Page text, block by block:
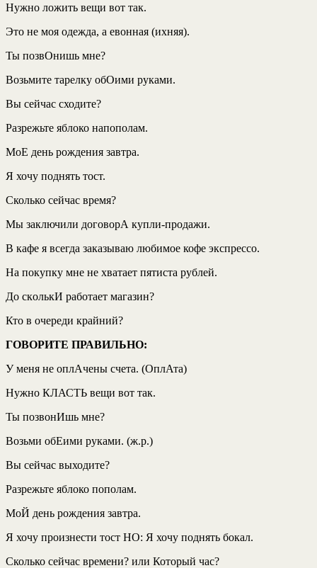
Нужно ложить вещи вот так.
Это не моя одежда, а евонная (ихняя).
Ты позвОнишь мне?
Возьмите тарелку обОими руками.
Вы сейчас сходите?
Разрежьте яблоко напополам.
МоЕ день рождения завтра.
Я хочу поднять тост.
Сколько сейчас время?
Мы заключили договорА купли-продажи.
В кафе я всегда заказываю любимое кофе экспрессо.
На покупку мне не хватает пятиста рублей.
До сколькИ работает магазин?
Кто в очереди крайний?
ГОВОРИТЕ ПРАВИЛЬНО:
У меня не оплАчены счета. (ОплАта)
Нужно КЛАСТЬ вещи вот так.
Ты позвонИшь мне?
Возьми обЕими руками. (ж.р.)
Вы сейчас выходите?
Разрежьте яблоко пополам.
МоЙ день рождения завтра.
Я хочу произнести тост НО: Я хочу поднять бокал.
Сколько сейчас времени? или Который час?